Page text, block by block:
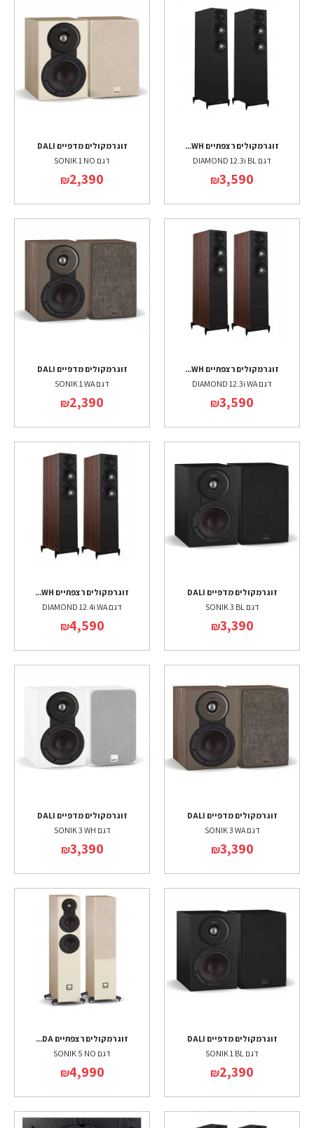
זוג רמקולים רצפתיים WH...
דגם DIAMOND 12.3i BL
₪3,590
זוג רמקולים מדפיים DALI
דגם SONIK 1 NO
₪2,390
זוג רמקולים רצפתיים WH...
דגם DIAMOND 12.3i WA
₪3,590
זוג רמקולים מדפיים DALI
דגם SONIK 1 WA
₪2,390
זוג רמקולים מדפיים DALI
דגם SONIK 3 BL
₪3,390
זוג רמקולים רצפתיים WH...
דגם DIAMOND 12.4i WA
₪4,590
זוג רמקולים מדפיים DALI
דגם SONIK 3 WA
₪3,390
זוג רמקולים מדפיים DALI
דגם SONIK 3 WH
₪3,390
זוג רמקולים מדפיים DALI
דגם SONIK 1 BL
₪2,390
זוג רמקולים רצפתיים DA...
דגם SONIK 5 NO
₪4,990